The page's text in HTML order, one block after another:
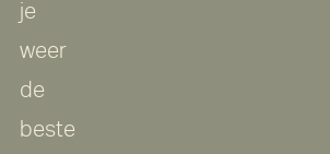
je
weer
de
beste